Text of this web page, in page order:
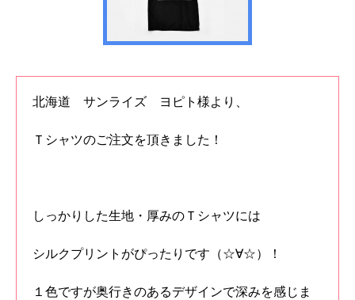
北海道 サンライズ ヨピト様より、
Ｔシャツのご注文を頂きました！
しっかりした生地・厚みのＴシャツには
シルクプリントがぴったりです（☆∀☆）！
１色ですが奥行きのあるデザインで深みを感じま